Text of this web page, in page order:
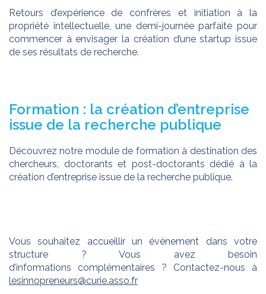
Retours d’expérience de confrères et initiation à la
propriété intellectuelle, une demi-journée parfaite pour
commencer à envisager la création d’une startup issue
de ses résultats de recherche.
Formation : la création d’entreprise
issue de la recherche publique
Découvrez notre module de formation à destination des
chercheurs, doctorants et post-doctorants dédié à la
création d’entreprise issue de la recherche publique.
Vous souhaitez accueillir un événement dans votre
structure ? Vous avez besoin
d’informations complémentaires ? Contactez-nous à
lesinnopreneurs@curie.asso.fr